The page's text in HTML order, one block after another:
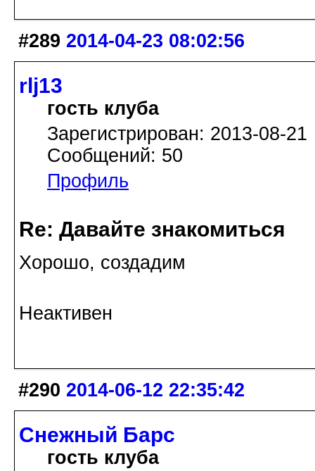
#289 2014-04-23 08:02:56
rlj13
гость клуба
Зарегистрирован: 2013-08-21
Сообщений: 50
Профиль
Re: Давайте знакомиться
Хорошо, создадим
Неактивен
#290 2014-06-12 22:35:42
Снежный Барс
гость клуба